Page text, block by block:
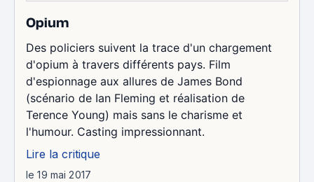
Opium
Des policiers suivent la trace d'un chargement
d'opium à travers différents pays. Film
d'espionnage aux allures de James Bond
(scénario de Ian Fleming et réalisation de
Terence Young) mais sans le charisme et
l'humour. Casting impressionnant.
Lire la critique
le 19 mai 2017